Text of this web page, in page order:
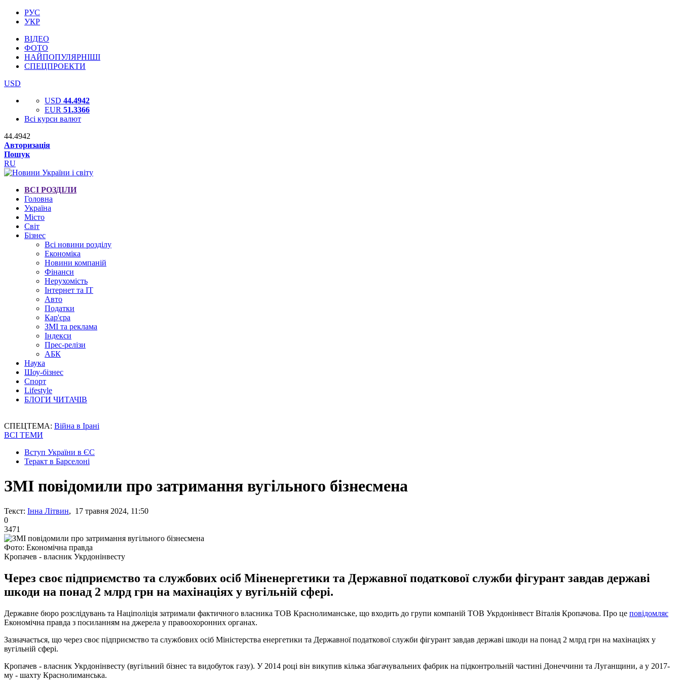
РУС
УКР
ВІДЕО
ФОТО
НАЙПОПУЛЯРНІШІ
СПЕЦПРОЕКТИ
USD
USD 44.4942
EUR 51.3366
Всі курси валют
44.4942
Авторизація
Пошук
RU
ВСІ РОЗДІЛИ
Головна
Україна
Місто
Світ
Бізнес
Всі новини розділу
Економіка
Новини компаній
Фінанси
Нерухомість
Інтернет та IT
Авто
Податки
Кар'єра
ЗМІ та реклама
Індекси
Прес-релізи
АБК
Наука
Шоу-бізнес
Спорт
Lifestyle
БЛОГИ ЧИТАЧІВ
СПЕЦТЕМА: Війна в Ірані
ВСІ ТЕМИ
Вступ України в ЄС
Теракт в Барселоні
ЗМІ повідомили про затримання вугільного бізнесмена
Текст: Інна Літвин, 17 травня 2024, 11:50
0
3471
Фото: Економічна правда
Кропачев - власник Укрдонінвесту
Через своє підприємство та службових осіб Міненергетики та Державної податкової служби фігурант завдав державі
шкоди на понад 2 млрд грн на махінаціях у вугільній сфері.
Державне бюро розслідувань та Націполіція затримали фактичного власника ТОВ Краснолиманське, що входить до групи компаній ТОВ Укрдонінвест Віталія Кропачова. Про це повідомляє
Економічна правда з посиланням на джерела у правоохоронних органах.
Зазначається, що через своє підприємство та службових осіб Міністерства енергетики та Державної податкової служби фігурант завдав державі шкоди на понад 2 млрд грн на махінаціях у
вугільній сфері.
Кропачев - власник Укрдонінвесту (вугільний бізнес та видобуток газу). У 2014 році він викупив кілька збагачувальних фабрик на підконтрольній частині Донеччини та Луганщини, а у 2017-
му - шахту Краснолиманська.